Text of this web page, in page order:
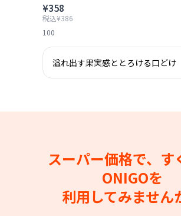
¥358
税込¥386
100
溢れ出す果実感ととろける口どけ
スーパー価格で、す
ONIGOを
利用してみません